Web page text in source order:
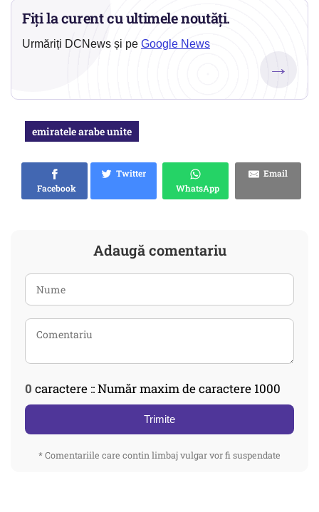
Fiți la curent cu ultimele noutăți.
Urmăriți DCNews și pe Google News
→
emiratele arabe unite
Facebook
Twitter
WhatsApp
Email
Adaugă comentariu
0 caractere :: Număr maxim de caractere 1000
Trimite
* Comentariile care contin limbaj vulgar vor fi suspendate